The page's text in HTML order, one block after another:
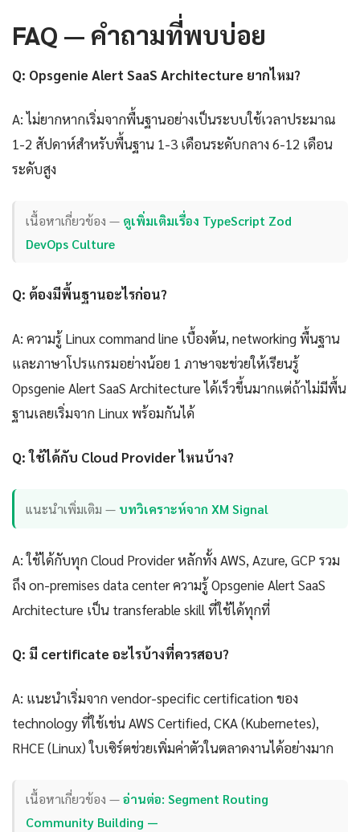
FAQ — คำถามที่พบบ่อย
Q: Opsgenie Alert SaaS Architecture ยากไหม?
A: ไม่ยากหากเริ่มจากพื้นฐานอย่างเป็นระบบใช้เวลาประมาณ
1-2 สัปดาห์สำหรับพื้นฐาน 1-3 เดือนระดับกลาง 6-12 เดือน
ระดับสูง
เนื้อหาเกี่ยวข้อง — ดูเพิ่มเติมเรื่อง TypeScript Zod
DevOps Culture
Q: ต้องมีพื้นฐานอะไรก่อน?
A: ความรู้ Linux command line เบื้องต้น, networking พื้นฐาน
และภาษาโปรแกรมอย่างน้อย 1 ภาษาจะช่วยให้เรียนรู้
Opsgenie Alert SaaS Architecture ได้เร็วขึ้นมากแต่ถ้าไม่มีพื้น
ฐานเลยเริ่มจาก Linux พร้อมกันได้
Q: ใช้ได้กับ Cloud Provider ไหนบ้าง?
แนะนำเพิ่มเติม — บทวิเคราะห์จาก XM Signal
A: ใช้ได้กับทุก Cloud Provider หลักทั้ง AWS, Azure, GCP รวม
ถึง on-premises data center ความรู้ Opsgenie Alert SaaS
Architecture เป็น transferable skill ที่ใช้ได้ทุกที่
Q: มี certificate อะไรบ้างที่ควรสอบ?
A: แนะนำเริ่มจาก vendor-specific certification ของ
technology ที่ใช้เช่น AWS Certified, CKA (Kubernetes),
RHCE (Linux) ใบเซิร์ตช่วยเพิ่มค่าตัวในตลาดงานได้อย่างมาก
เนื้อหาเกี่ยวข้อง —อ่านต่อ: Segment Routing
Community Building —